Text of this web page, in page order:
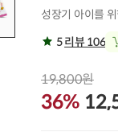
성장기 아이를
5리뷰 106
19,800원
36%